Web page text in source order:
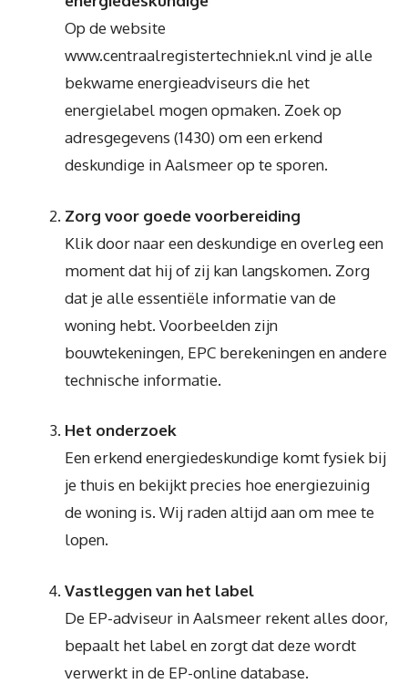
Op de website
www.centraalregistertechniek.nl vind je alle
bekwame energieadviseurs die het
energielabel mogen opmaken. Zoek op
adresgegevens (1430) om een erkend
deskundige in Aalsmeer op te sporen.
Zorg voor goede voorbereiding
Klik door naar een deskundige en overleg een
moment dat hij of zij kan langskomen. Zorg
dat je alle essentiële informatie van de
woning hebt. Voorbeelden zijn
bouwtekeningen, EPC berekeningen en andere
technische informatie.
Het onderzoek
Een erkend energiedeskundige komt fysiek bij
je thuis en bekijkt precies hoe energiezuinig
de woning is. Wij raden altijd aan om mee te
lopen.
Vastleggen van het label
De EP-adviseur in Aalsmeer rekent alles door,
bepaalt het label en zorgt dat deze wordt
verwerkt in de EP-online database.